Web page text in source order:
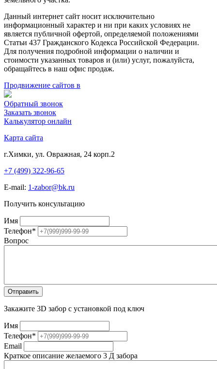
Данный интернет сайт носит исключительно
информационный характер и ни при каких условиях не
является публичной офертой, определяемой положениями
Статьи 437 Гражданского Кодекса Российской Федерации.
Для получения подробной информации о наличии и
стоимости указанных товаров и (или) услуг, пожалуйста,
обращайтесь в наш офис продаж.
Продвижение сайтов в
Обратный звонок
Заказать звонок
Калькулятор онлайн
Карта сайта
г.Химки, ул. Овражная, 24 корп.2
+7 (499) 322-96-65
E-mail: 1-zabor@bk.ru
Получить консультацию
Имя
Телефон*
Вопрос
Закажите 3D забор с установкой под ключ
Имя
Телефон*
Email
Краткое описание желаемого 3 Д забора